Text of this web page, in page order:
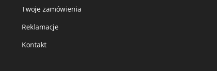
Twoje zamówienia
Reklamacje
Kontakt